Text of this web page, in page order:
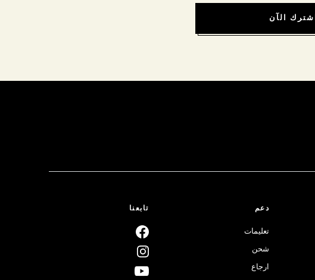
اشترك الآن
دعم
تعليمات
شحن
ارجاع
تابعنا